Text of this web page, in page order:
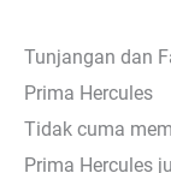
Tunjangan dan
Prima Hercules
Tidak cuma
Prima Hercules